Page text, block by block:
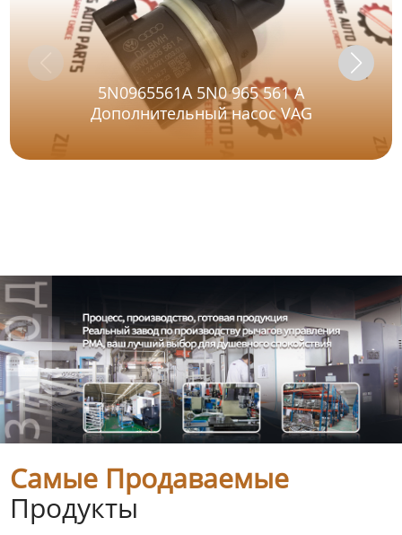
5N0965561A 5N0 965 561 A
Дополнительный насос VAG
Самые Продаваемые
Продукты